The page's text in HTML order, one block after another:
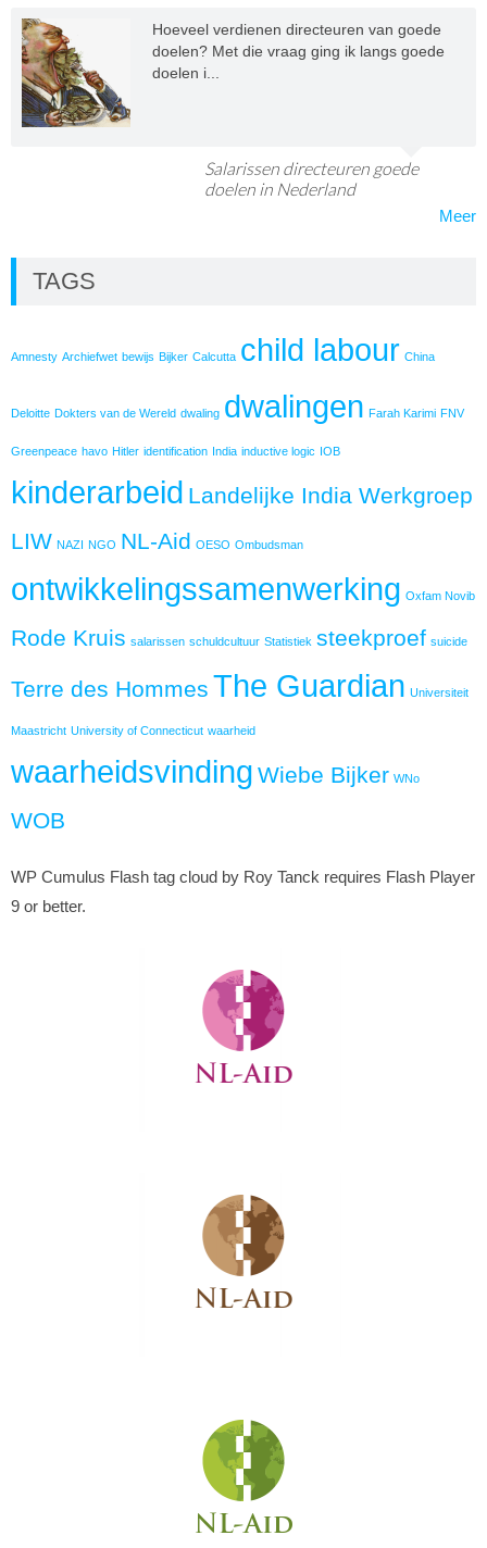
Hoeveel verdienen directeuren van goede
doelen? Met die vraag ging ik langs goede
doelen i...
Salarissen directeuren goede
doelen in Nederland
Meer
TAGS
Amnesty Archiefwet bewijs Bijker Calcutta child labour China
Deloitte Dokters van de Wereld dwaling dwalingen Farah Karimi FNV
Greenpeace havo Hitler identification India inductive logic IOB
kinderarbeid Landelijke India Werkgroep
LIW NAZI NGO NL-Aid OESO Ombudsman
ontwikkelingssamenwerking Oxfam Novib
Rode Kruis salarissen schuldcultuur Statistiek steekproef suicide
Terre des Hommes The Guardian Universiteit
Maastricht University of Connecticut waarheid
waarheidsvinding Wiebe Bijker WNo
WOB
WP Cumulus Flash tag cloud by Roy Tanck requires Flash Player
9 or better.